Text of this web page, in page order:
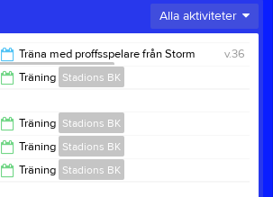
Alla aktiviteter
v.36
Träna med proffsspelare från Storm
Stadions Bowlingklubb
Träning Stadions BK
Träning Stadions BK
Träning Stadions BK
Träning Stadions BK